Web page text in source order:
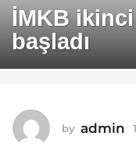
4
y
ı
l
o
İMKB ikinci
başladı
by admin